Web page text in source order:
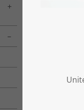
Toggle menu
Toggle menu